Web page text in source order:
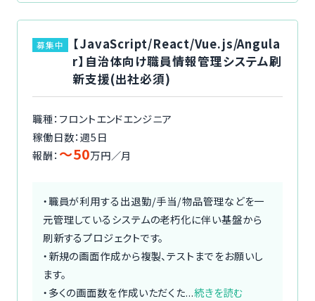
募集中
【JavaScript/React/Vue.js/Angula
r】自治体向け職員情報管理システム刷
新支援(出社必須)
職種：フロントエンドエンジニア
稼働日数：週5日
報酬： 〜50万円／月
・職員が利用する出退勤/手当/物品管理などを一
元管理しているシステムの老朽化に伴い基盤から
刷新するプロジェクトです。
・新規の画面作成から複製、テストまでをお願いし
ます。
・多くの画面数を作成いただくた...続きを読む